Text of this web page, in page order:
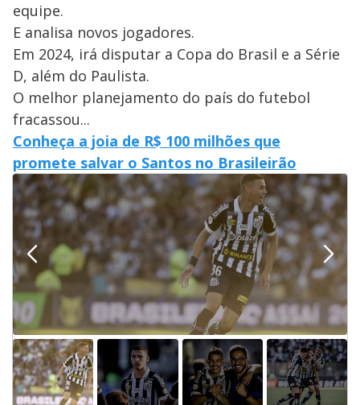
equipe.
E analisa novos jogadores.
Em 2024, irá disputar a Copa do Brasil e a Série
D, além do Paulista.
O melhor planejamento do país do futebol
fracassou...
Conheça a joia de R$ 100 milhões que
promete salvar o Santos no Brasileirão